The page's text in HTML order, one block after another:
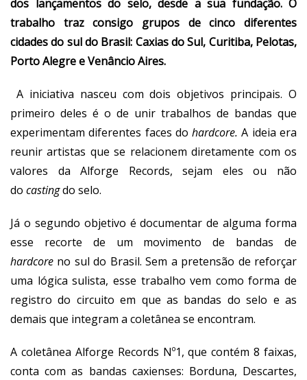
dos lançamentos do selo, desde a sua fundação. O
trabalho traz consigo grupos de cinco diferentes
cidades do sul do Brasil: Caxias do Sul, Curitiba, Pelotas,
Porto Alegre e Venâncio Aires.
A iniciativa nasceu com dois objetivos principais. O
primeiro deles é o de unir trabalhos de bandas que
experimentam diferentes faces dohardcore. A ideia era
reunir artistas que se relacionem diretamente com os
valores da Alforge Records, sejam eles ou não
do castingdo selo.
Já o segundo objetivo é documentar de alguma forma
esse recorte de um movimento de bandas de
hardcore no sul do Brasil. Sem a pretensão de reforçar
uma lógica sulista, esse trabalho vem como forma de
registro do circuito em que as bandas do selo e as
demais que integram a coletânea se encontram.
A coletânea Alforge Records Nº1, que contém 8 faixas,
conta com as bandas caxienses: Borduna, Descartes,